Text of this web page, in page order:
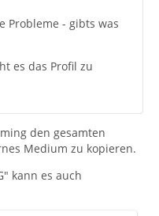
Probleme - gibts was
es das Profil zu
den gesamten
Medium zu kopieren.
kann es auch